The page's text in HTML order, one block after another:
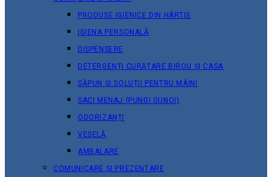
PRODUSE IGIENICE DIN HÂRTIE
IGIENA PERSONALĂ
DISPENSERE
DETERGENȚI CURĂȚARE BIROU ȘI CASA
SĂPUN ȘI SOLUȚII PENTRU MÂINI
SACI MENAJ (PUNGI GUNOI)
ODORIZANȚI
VESELĂ
AMBALARE
COMUNICARE ȘI PREZENTARE